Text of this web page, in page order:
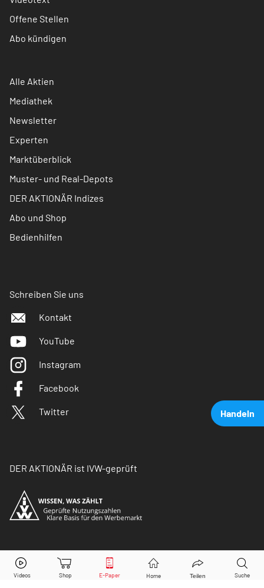
Handeln
Evotec Aktie jetzt handeln?
Offene Stellen
Abo kündigen
Alle Aktien
Mediathek
Newsletter
Experten
Marktüberblick
Muster- und Real-Depots
DER AKTIONÄR Indizes
Abo und Shop
Bedienhilfen
Schreiben Sie uns
Kontakt
YouTube
Instagram
Facebook
Twitter
DER AKTIONÄR ist IVW-geprüft
© Copyright 2026 Börsenmedien AG. Alle Rechte